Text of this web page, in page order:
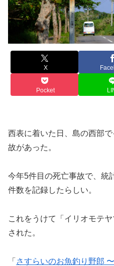
X
Pocket
西表に着いた日、島の西部
故があった。
今年5件目の死亡事故で、統
件数を記録したらしい。
これをうけて「イリオモテ
された。
「 さすらいのお魚釣り野郎